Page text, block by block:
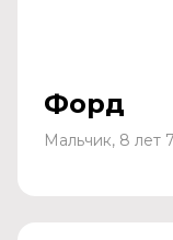
Форд
Мальчик, 8 лет